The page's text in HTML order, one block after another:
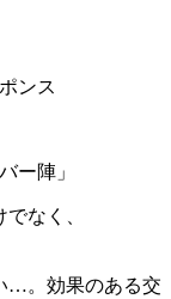
ンス
ー陣」
なく、